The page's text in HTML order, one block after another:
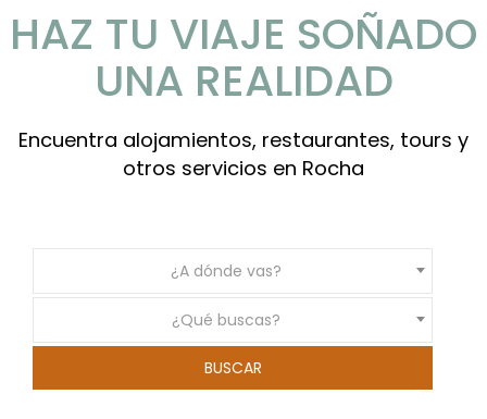
HAZ TU VIAJE SOÑADO
UNA REALIDAD
Encuentra alojamientos, restaurantes, tours y
otros servicios en Rocha
¿A dónde vas?
¿Qué buscas?